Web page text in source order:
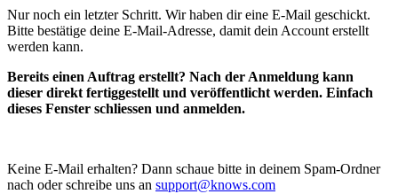
Nur noch ein letzter Schritt. Wir haben dir eine E-Mail geschickt.
Bitte bestätige deine E-Mail-Adresse, damit dein Account erstellt
werden kann.
Bereits einen Auftrag erstellt? Nach der Anmeldung kann
dieser direkt fertiggestellt und veröffentlicht werden. Einfach
dieses Fenster schliessen und anmelden.
Keine E-Mail erhalten? Dann schaue bitte in deinem Spam-Ordner
nach oder schreibe uns an support@knows.com